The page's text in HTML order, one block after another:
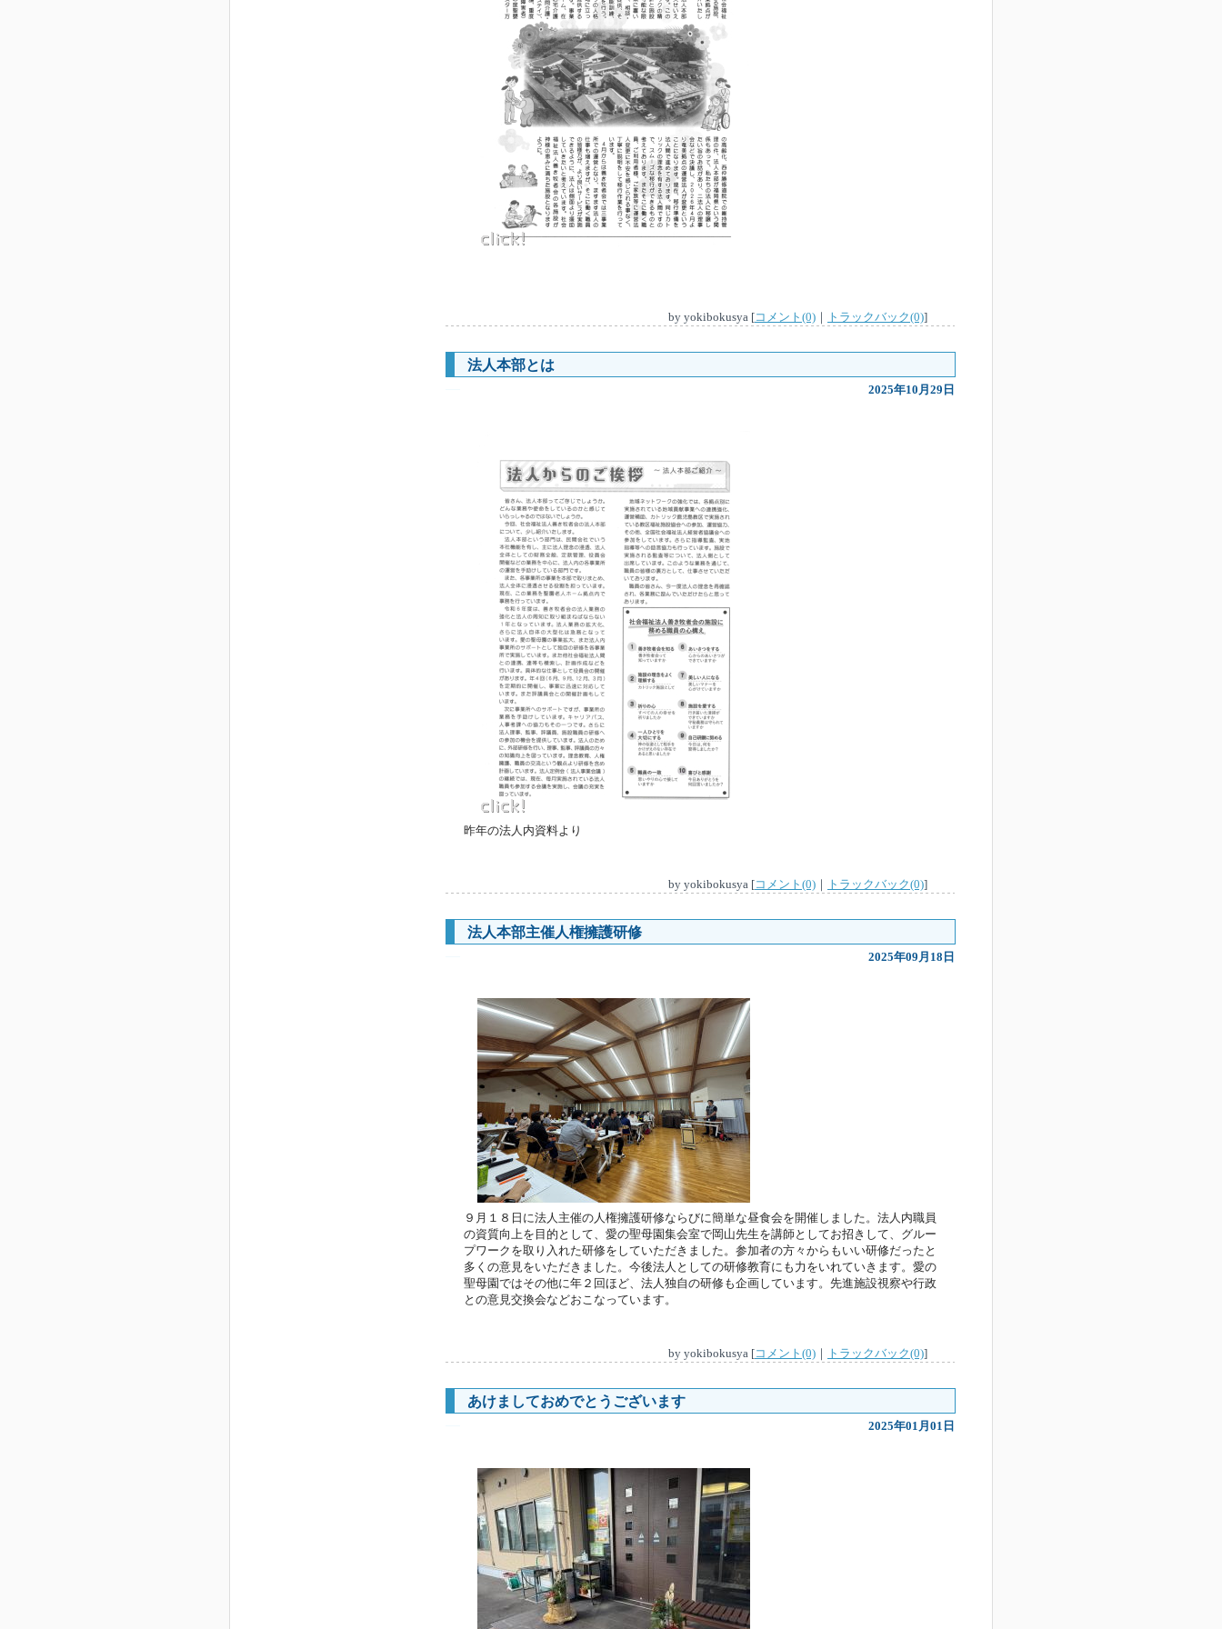
by yokibokusya [コメント(0) ｜ トラックバック(0)]
法人本部とは
2025年10月29日
昨年の法人内資料より
by yokibokusya [コメント(0) ｜ トラックバック(0)]
法人本部主催人権擁護研修
2025年09月18日
９月１８日に法人主催の人権擁護研修ならびに簡単な昼食会を開催しました。法人内職員
の資質向上を目的として、愛の聖母園集会室で岡山先生を講師としてお招きして、グルー
プワークを取り入れた研修をしていただきました。参加者の方々からもいい研修だったと
多くの意見をいただきました。今後法人としての研修教育にも力をいれていきます。愛の
聖母園ではその他に年２回ほど、法人独自の研修も企画しています。先進施設視察や行政
との意見交換会などおこなっています。
by yokibokusya [コメント(0) ｜ トラックバック(0)]
あけましておめでとうございます
2025年01月01日